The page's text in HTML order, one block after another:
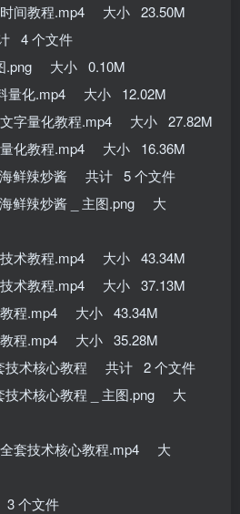
时间教程.mp4 大小 23.50M
4 个文件
.png 大小 0.10M
量化.mp4 大小 12.02M
文字量化教程.mp4 大小 27.82M
量化教程.mp4 大小 16.36M
海鲜辣炒酱 共计 5 个文件
鲜辣炒酱 _ 主图.png 大
技术教程.mp4 大小 43.34M
技术教程.mp4 大小 37.13M
教程.mp4 大小 43.34M
教程.mp4 大小 35.28M
技术核心教程 共计 2 个文件
技术核心教程 _ 主图.png 大
全套技术核心教程.mp4 大
个文件